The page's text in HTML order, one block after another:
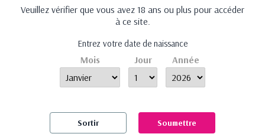
Aucun avis n'a été publié pour le moment.
Veuillez vérifier que vous avez 18 ans ou plus pour accéder
à ce site.
Entrez votre date de naissance
Mois Jour Année
Sortir Soumettre